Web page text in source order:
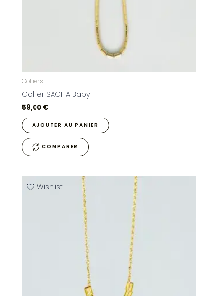
Colliers
Collier SACHA Baby
59,00 €
AJOUTER AU PANIER
COMPARER
Wishlist